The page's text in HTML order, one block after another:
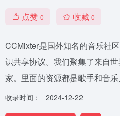
点赞 0 收藏 0
CCMixter是国外知名的音乐社
识共享协议。我们聚集了来自
家。里面的资源都是歌手和音乐
收录时间： 2024-12-22